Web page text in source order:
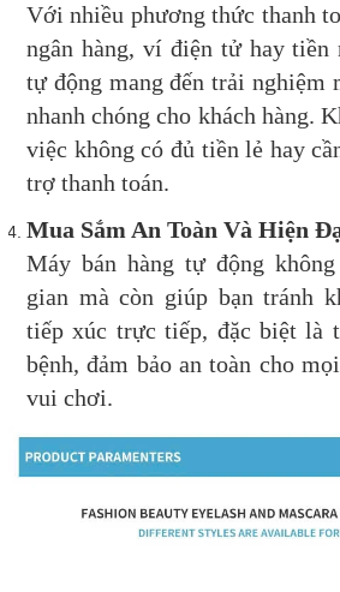
Với nhiều phương thức thanh
ngân hàng, ví điện tử hay tiền
tự động mang đến trải nghiệm
nhanh chóng cho khách hàng.
việc không có đủ tiền lẻ hay
trợ thanh toán.
Mua Sắm An Toàn Và Hiện
Máy bán hàng tự động
gian mà còn giúp bạn tránh
tiếp xúc trực tiếp, đặc biệt là
bệnh, đảm bảo an toàn cho
vui chơi.